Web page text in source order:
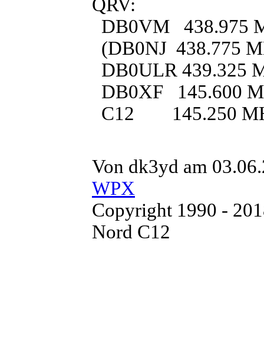
QRV:
DB0VM 438.975
(DB0NJ 438.775
DB0ULR 439.325
DB0XF 145.600
C12 145.250
Von dk3yd am
WPX
Copyright 1990 -
Nord C12